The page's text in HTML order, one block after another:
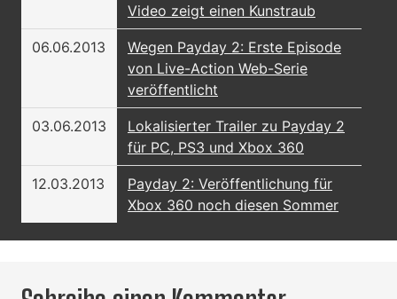
Video zeigt einen Kunstraub
06.06.2013
Wegen Payday 2: Erste Episode
von Live-Action Web-Serie
veröffentlicht
03.06.2013
Lokalisierter Trailer zu Payday 2
für PC, PS3 und Xbox 360
12.03.2013
Payday 2: Veröffentlichung für
Xbox 360 noch diesen Sommer